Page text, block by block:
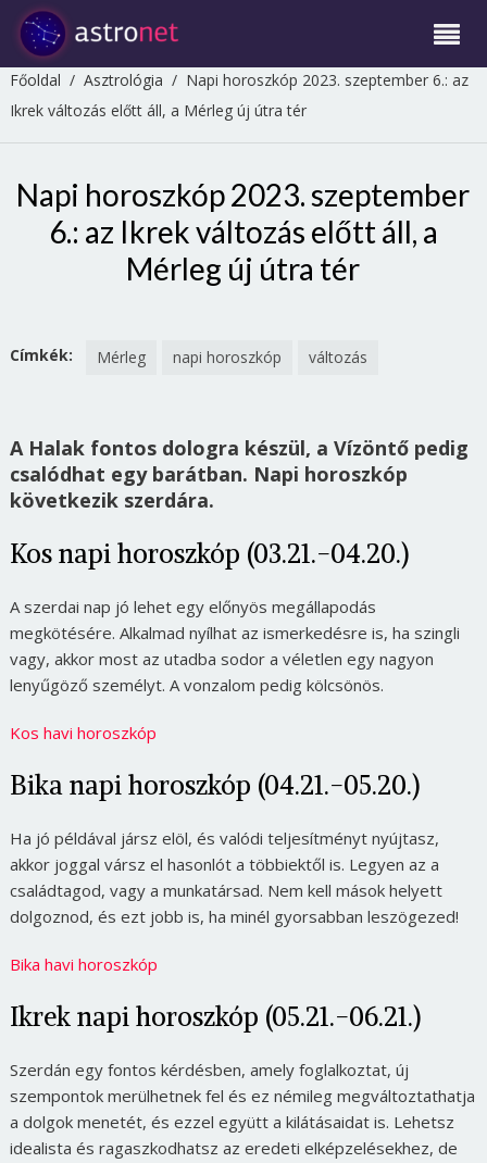
Főoldal / Asztrológia / Napi horoszkóp 2023. szeptember 6.: az
Ikrek változás előtt áll, a Mérleg új útra tér
Napi horoszkóp 2023. szeptember
6.: az Ikrek változás előtt áll, a
Mérleg új útra tér
Címkék: Mérleg napi horoszkóp változás
A Halak fontos dologra készül, a Vízöntő pedig
csalódhat egy barátban. Napi horoszkóp
következik szerdára.
Kos napi horoszkóp (03.21.-04.20.)
A szerdai nap jó lehet egy előnyös megállapodás
megkötésére. Alkalmad nyílhat az ismerkedésre is, ha szingli
vagy, akkor most az utadba sodor a véletlen egy nagyon
lenyűgöző személyt. A vonzalom pedig kölcsönös.
Kos havi horoszkóp
Bika napi horoszkóp (04.21.-05.20.)
Ha jó példával jársz elöl, és valódi teljesítményt nyújtasz,
akkor joggal vársz el hasonlót a többiektől is. Legyen az a
családtagod, vagy a munkatársad. Nem kell mások helyett
dolgoznod, és ezt jobb is, ha minél gyorsabban leszögezed!
Bika havi horoszkóp
Ikrek napi horoszkóp (05.21.-06.21.)
Szerdán egy fontos kérdésben, amely foglalkoztat, új
szempontok merülhetnek fel és ez némileg megváltoztathatja
a dolgok menetét, és ezzel együtt a kilátásaidat is. Lehetsz
idealista és ragaszkodhatsz az eredeti elképzelésekhez, de